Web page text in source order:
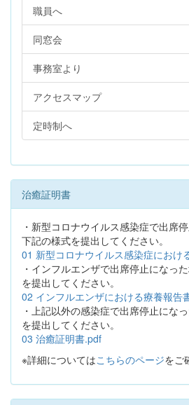
職員へ
同窓会
事務室より
アクセスマップ
定時制へ
治癒証明書
・新型コロナウイルス感染症で出席
下記の様式を提出してください。
01 新型コロナウイルス感染症におけ
・インフルエンザで出席停止になっ
を提出してください。
02 インフルエンザにおける療養報告
・上記以外の感染症で出席停止にな
を提出してください。
03 治癒証明書.pdf
※詳細についてはこちらのページをご